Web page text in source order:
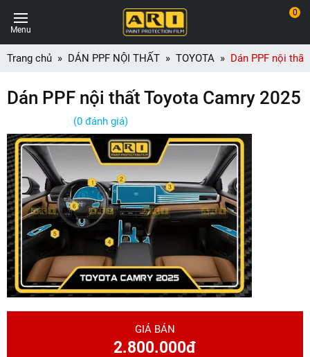
Menu
0
Trang chủ DÁN PPF NỘI THẤT TOYOTA Dán PPF nội
Dán PPF nội thất Toyota Camry 2025
(0 đánh giá)
GIÁ BÁN
2.800.000đ